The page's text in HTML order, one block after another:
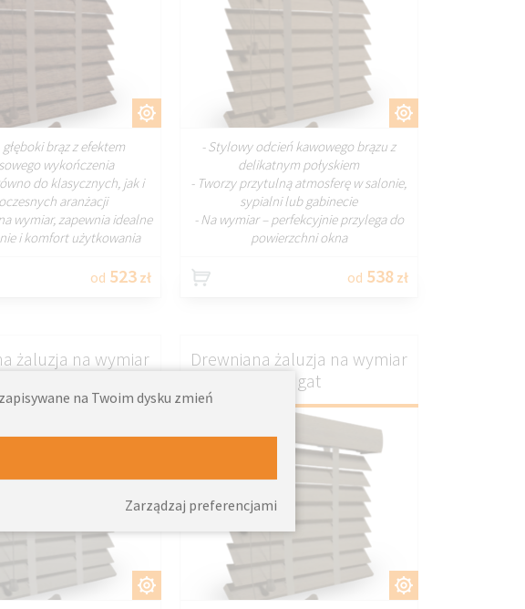
DOSTOSUJ
głęboki brąz z efektem
wykończenia
do klasycznych, jak i
aranżacji
wymiar, zapewnia idealne
i komfort użytkowania
od 523zł
DOSTOSUJ
- Stylowy odcień kawowego brązu z
delikatnym połyskiem
- Tworzy przytulną atmosferę w salonie,
sypialni lub gabinecie
- Na wymiar – perfekcyjnie przylega do
powierzchni okna
od 538 zł
DOSTOSUJ
żaluzja na wymiar
DOSTOSUJ
Drewniana żaluzja na wymiar
nugat
na Twoim dysku zmień
Zarządzaj preferencjami